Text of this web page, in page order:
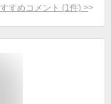
すめコメント (1 件) >